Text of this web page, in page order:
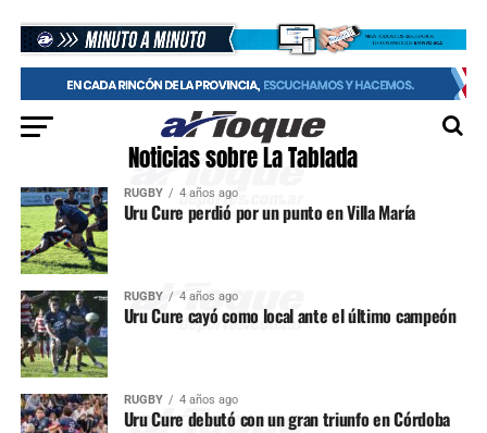
Noticias sobre La Tablada
RUGBY 4 años ago
Uru Cure perdió por un punto en Villa María
RUGBY 4 años ago
Uru Cure cayó como local ante el último campeón
RUGBY 4 años ago
Uru Cure debutó con un gran triunfo en Córdoba